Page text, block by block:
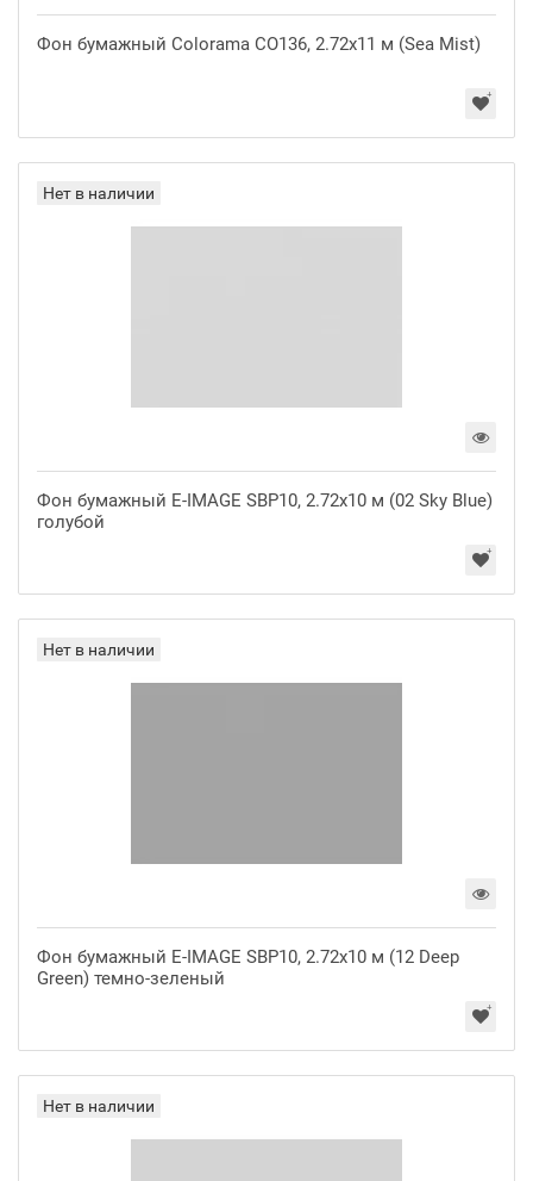
Фон бумажный Colorama CO136, 2.72x11 м (Sea Mist)
Нет в наличии
Фон бумажный E-IMAGE SBP10, 2.72х10 м (02 Sky Blue)
голубой
Нет в наличии
Фон бумажный E-IMAGE SBP10, 2.72х10 м (12 Deep
Green) темно-зеленый
Нет в наличии